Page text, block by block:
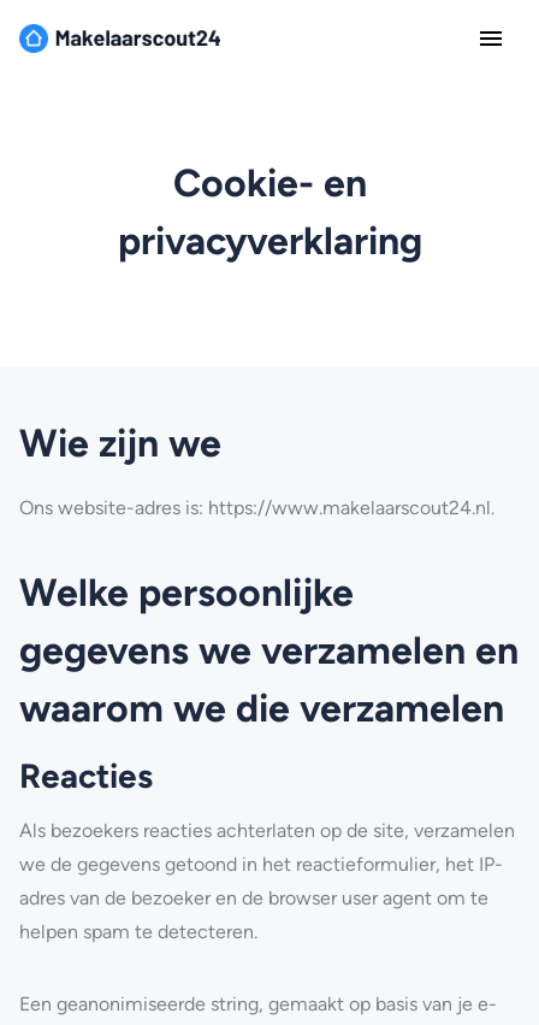
Cookie- en
privacyverklaring
Wie zijn we
Ons website-adres is: https://www.makelaarscout24.nl.
Welke persoonlijke
gegevens we verzamelen en
waarom we die verzamelen
Reacties
Als bezoekers reacties achterlaten op de site, verzamelen
we de gegevens getoond in het reactieformulier, het IP-
adres van de bezoeker en de browser user agent om te
helpen spam te detecteren.
Een geanonimiseerde string, gemaakt op basis van je e-